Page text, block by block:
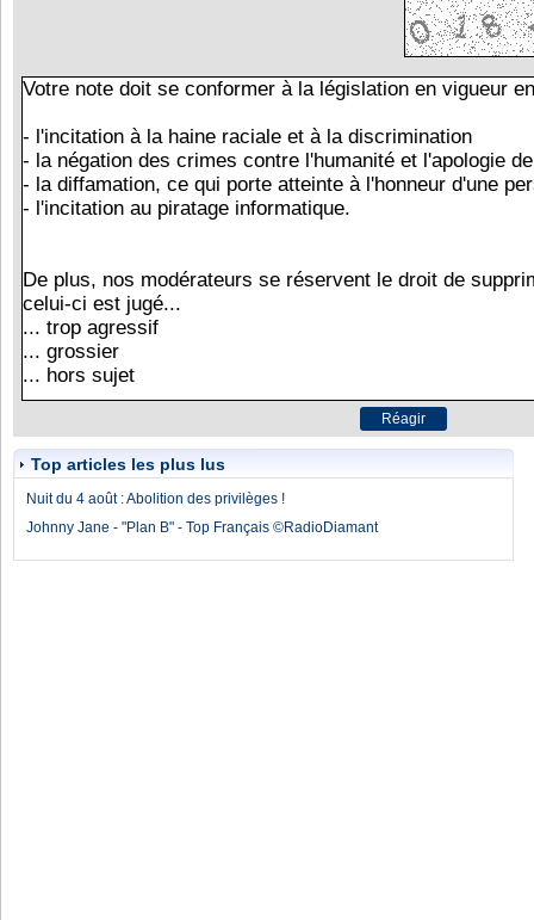
Top articles les plus lus
Nuit du 4 août : Abolition des privilèges !
Johnny Jane - "Plan B" - Top Français ©RadioDiamant